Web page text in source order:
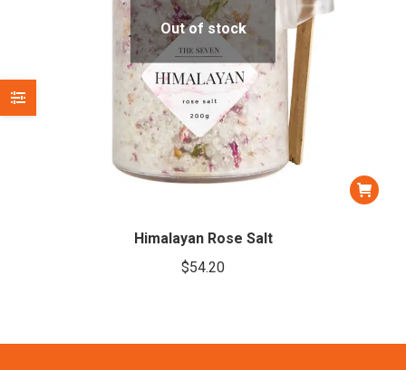
Out of stock
Himalayan Rose Salt
$54.20